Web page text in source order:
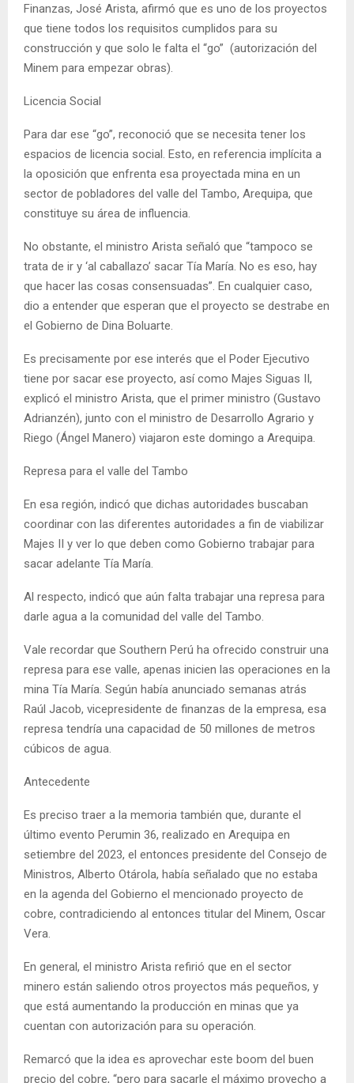
Finanzas, José Arista, afirmó que es uno de los proyectos
que tiene todos los requisitos cumplidos para su
construcción y que solo le falta el “go” (autorización del
Minem para empezar obras).
Licencia Social
Para dar ese “go”, reconoció que se necesita tener los
espacios de licencia social. Esto, en referencia implícita a
la oposición que enfrenta esa proyectada mina en un
sector de pobladores del valle del Tambo, Arequipa, que
constituye su área de influencia.
No obstante, el ministro Arista señaló que “tampoco se
trata de ir y ‘al caballazo’ sacar Tía María. No es eso, hay
que hacer las cosas consensuadas”. En cualquier caso,
dio a entender que esperan que el proyecto se destrabe en
el Gobierno de Dina Boluarte.
Es precisamente por ese interés que el Poder Ejecutivo
tiene por sacar ese proyecto, así como Majes Siguas II,
explicó el ministro Arista, que el primer ministro (Gustavo
Adrianzén), junto con el ministro de Desarrollo Agrario y
Riego (Ángel Manero) viajaron este domingo a Arequipa.
Represa para el valle del Tambo
En esa región, indicó que dichas autoridades buscaban
coordinar con las diferentes autoridades a fin de viabilizar
Majes II y ver lo que deben como Gobierno trabajar para
sacar adelante Tía María.
Al respecto, indicó que aún falta trabajar una represa para
darle agua a la comunidad del valle del Tambo.
Vale recordar que Southern Perú ha ofrecido construir una
represa para ese valle, apenas inicien las operaciones en la
mina Tía María. Según había anunciado semanas atrás
Raúl Jacob, vicepresidente de finanzas de la empresa, esa
represa tendría una capacidad de 50 millones de metros
cúbicos de agua.
Antecedente
Es preciso traer a la memoria también que, durante el
último evento Perumin 36, realizado en Arequipa en
setiembre del 2023, el entonces presidente del Consejo de
Ministros, Alberto Otárola, había señalado que no estaba
en la agenda del Gobierno el mencionado proyecto de
cobre, contradiciendo al entonces titular del Minem, Oscar
Vera.
En general, el ministro Arista refirió que en el sector
minero están saliendo otros proyectos más pequeños, y
que está aumentando la producción en minas que ya
cuentan con autorización para su operación.
Remarcó que la idea es aprovechar este boom del buen
precio del cobre, “pero para sacarle el máximo provecho a